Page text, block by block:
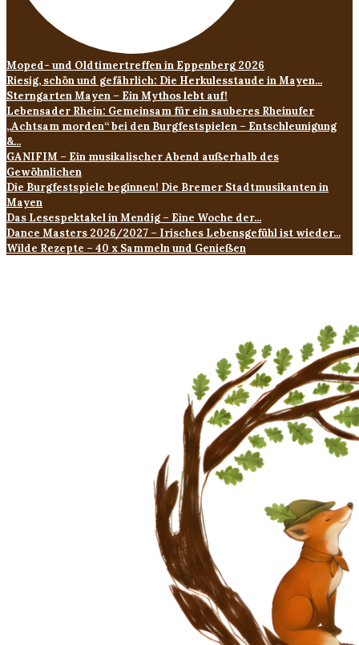
Moped- und Oldtimertreffen in Eppenberg 2026
Riesig, schön und gefährlich: Die Herkulesstaude in Mayen...
Sterngarten Mayen – Ein Mythos lebt auf!
Lebensader Rhein: Gemeinsam für ein sauberes Rheinufer
„Achtsam morden“ bei den Burgfestspielen – Entschleunigung
&...
GANIFIM – Ein musikalischer Abend außerhalb des
Gewöhnlichen
Die Burgfestspiele beginnen! Die Bremer Stadtmusikanten in
Mayen
Das Lesespektakel in Mendig – Eine Woche der...
Dance Masters 2026/2027 – Irisches Lebensgefühl ist wieder...
Wilde Rezepte – 40 x Sammeln und Genießen